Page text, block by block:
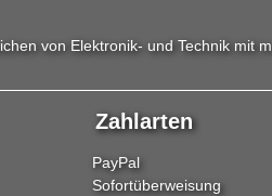
von Elektronik- und Technik mit
Zahlarten
PayPal
Sofortüberweisung